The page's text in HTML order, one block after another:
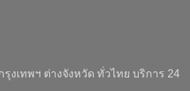
งเทพฯ ต่างจังหวัด ทั่วไทย บริการ 24